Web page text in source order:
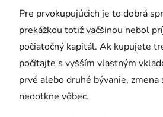
Pre prvokupujúcich je to dobrá
prekážkou totiž väčšinou nebol
počiatočný kapitál. Ak kupujete
počítajte s vyšším vlastným
prvé alebo druhé bývanie, zmena
nedotkne vôbec.